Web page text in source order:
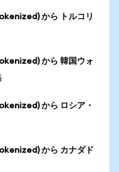
から トルコリ
から 韓国ウォ
から ロシア・
から カナダド